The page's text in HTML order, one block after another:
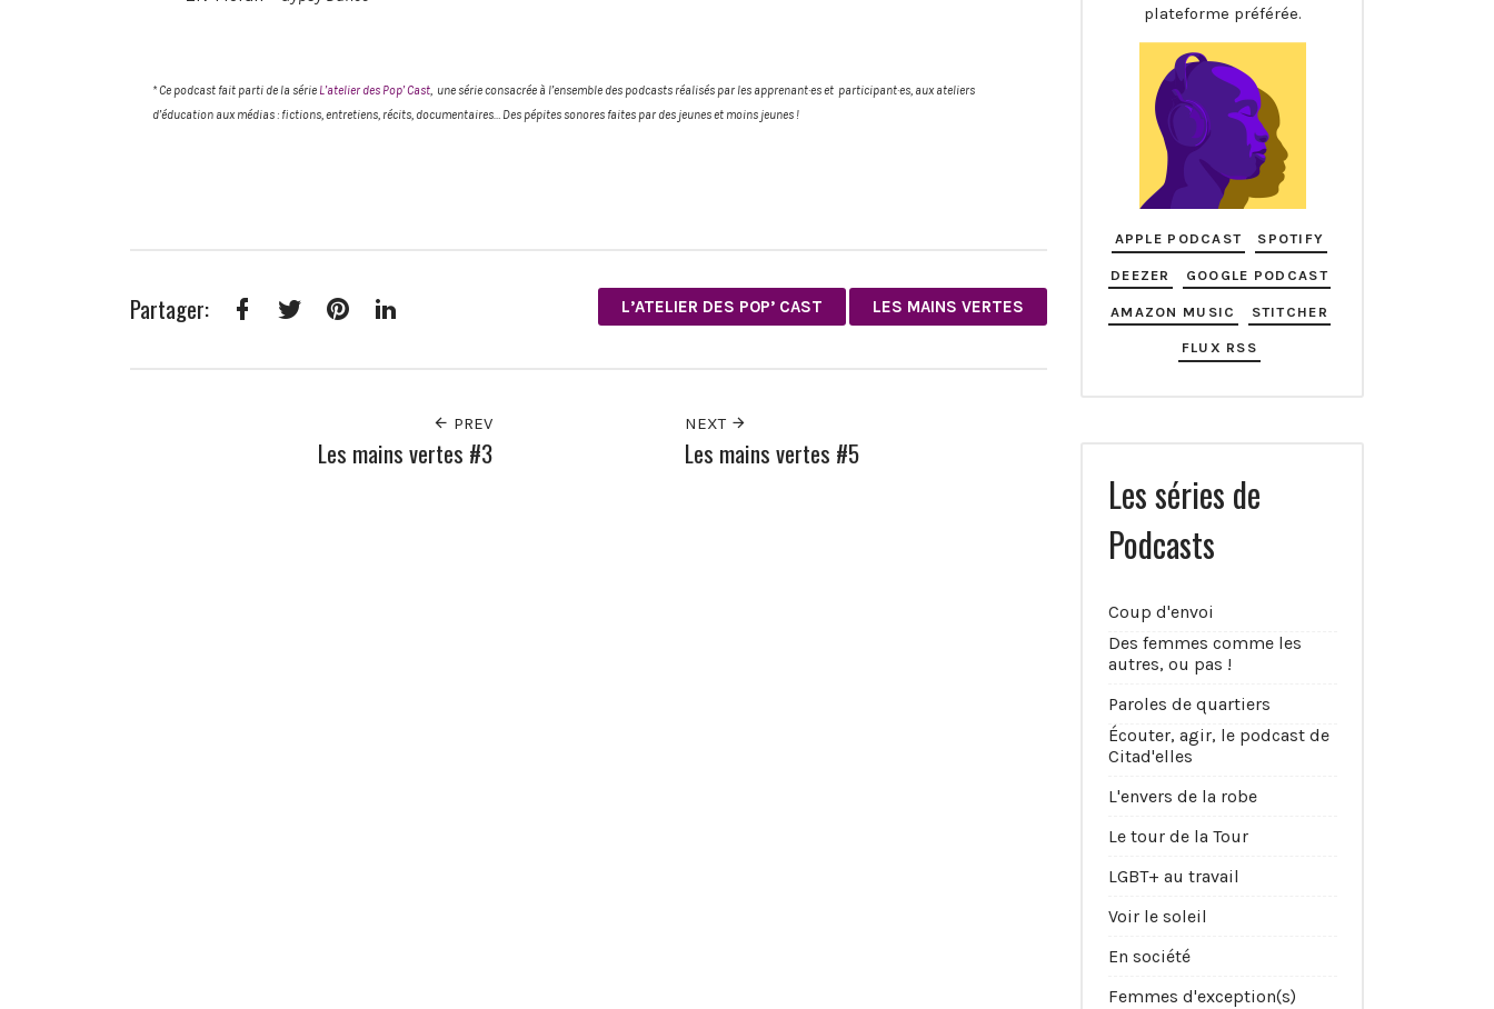
* Ce podcast fait parti de la série L’atelierdes Pop’ Cast, une série consacrée à l’ensemble des podcasts réalisés par les apprenant·es et participant·es, aux ateliers
d’éducation aux médias : fictions, entretiens, récits, documentaires… Des pépites sonores faites par des jeunes et moins jeunes !
Partager: L’ATELIER DES POP’ CAST LES MAINS VERTES
PREV
Les mains vertes #3
NEXT
Les mains vertes #5
plateforme préférée.
APPLE PODCAST SPOTIFY
DEEZER GOOGLE PODCAST
AMAZON MUSIC STITCHER
FLUX RSS
Les séries de
Podcasts
Coup d'envoi
Des femmes comme les
autres, ou pas !
Paroles de quartiers
Écouter, agir, le podcast de
Citad'elles
L'envers de la robe
Le tour de la Tour
LGBT+ au travail
Voir le soleil
En société
Femmes d'exception(s)